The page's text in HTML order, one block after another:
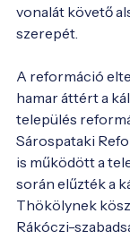
vonalát követő
szerepét.
A reformáció
hamar áttért a
település
Sárospataki
is működött a
során elűzték a
Thökölynek
Rákóczi-